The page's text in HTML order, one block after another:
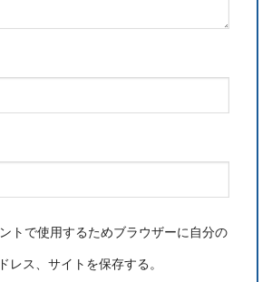
トで使用するためブラウザーに自分の
レス、サイトを保存する。